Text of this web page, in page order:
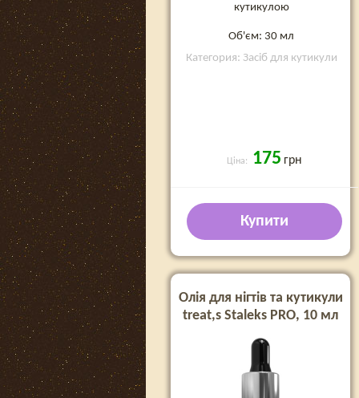
кутикулою
Об'єм: 30 мл
Категория: Засіб для кутикули
Ціна: 175 грн
Купити
Олія для нігтів та кутикули
treat,s Staleks PRO, 10 мл